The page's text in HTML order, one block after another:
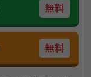
無料
無料